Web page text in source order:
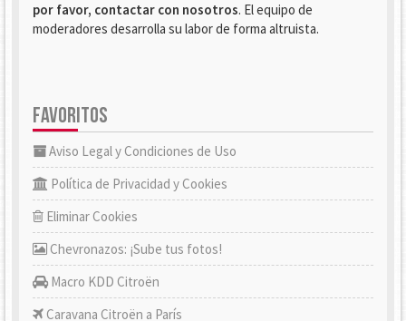
por favor, contactar con nosotros. El equipo de
moderadores desarrolla su labor de forma altruista.
FAVORITOS
Aviso Legal y Condiciones de Uso
Política de Privacidad y Cookies
Eliminar Cookies
Chevronazos: ¡Sube tus fotos!
Macro KDD Citroën
Caravana Citroën a París